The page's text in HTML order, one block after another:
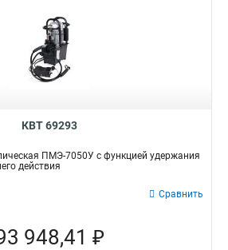
КВТ 69293
ПМЭ-7050У с функцией удержания
действия
Сравнить
948,41 ₽